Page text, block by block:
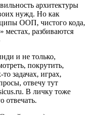
архитектуры
нужд. Но как
ООП, чистого кода,
местах, разбиваются
и не только,
покрутить,
задачах, играх,
отвечу тут
В личку тоже
отвечать.